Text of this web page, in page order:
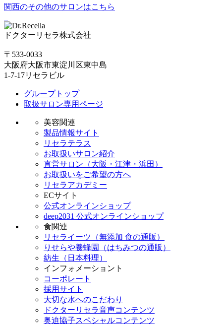
関西のその他のサロンはこちら
ドクターリセラ株式会社
〒533-0033
大阪府大阪市東淀川区東中島
1-7-17リセラビル
グループトップ
取扱サロン専用ページ
美容関連
製品情報サイト
リセラテラス
お取扱いサロン紹介
直営サロン（大阪・江津・浜田）
お取扱いをご希望の方へ
リセラアカデミー
ECサイト
公式オンラインショップ
deep2031 公式オンラインショップ
食関連
リセライーツ（無添加 食の通販）
りせらや養蜂園（はちみつの通販）
紡生（日本料理）
インフォメーショント
コーポレート
採用サイト
大切な水へのこだわり
ドクターリセラ音声コンテンツ
奥迫協子スペシャルコンテンツ